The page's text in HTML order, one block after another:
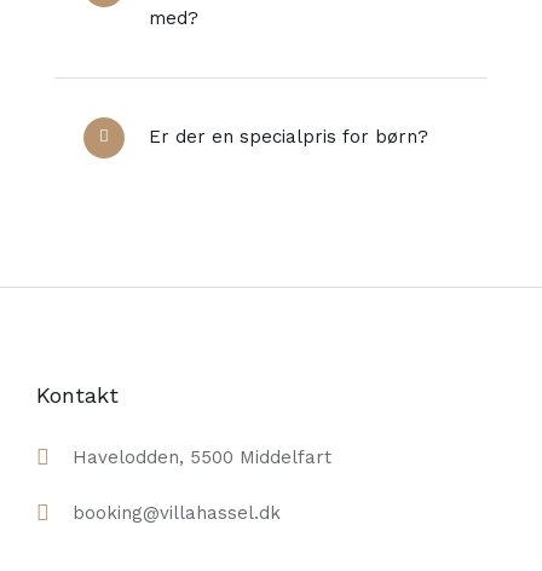
med?
Er der en specialpris for børn?
Kontakt
Havelodden, 5500 Middelfart
booking@villahassel.dk